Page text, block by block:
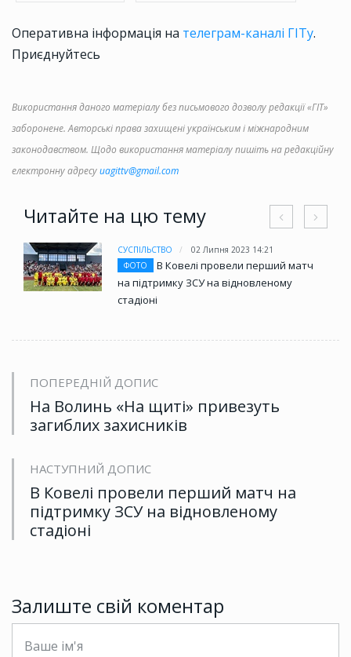
Оперативна інформація на телеграм-каналі ГІТу.
Приєднуйтесь
Використання даного матеріалу без письмового дозволу редакції «ГІТ»
заборонене. Авторські права захищені українським і міжнародним
законодавством. Щодо використання матеріалу пишіть на редакційну
електронну адресуuagittv@gmail.com
Читайте на цю тему
СУСПІЛЬСТВО
02 Липня 2023 14:21
ФОТО
В Ковелі провели перший матч
на підтримку ЗСУ на відновленому
стадіоні
ПОПЕРЕДНІЙ ДОПИС
На Волинь «На щиті» привезуть
загиблих захисників
НАСТУПНИЙ ДОПИС
В Ковелі провели перший матч на
підтримку ЗСУ на відновленому
стадіоні
Залиште свій коментар